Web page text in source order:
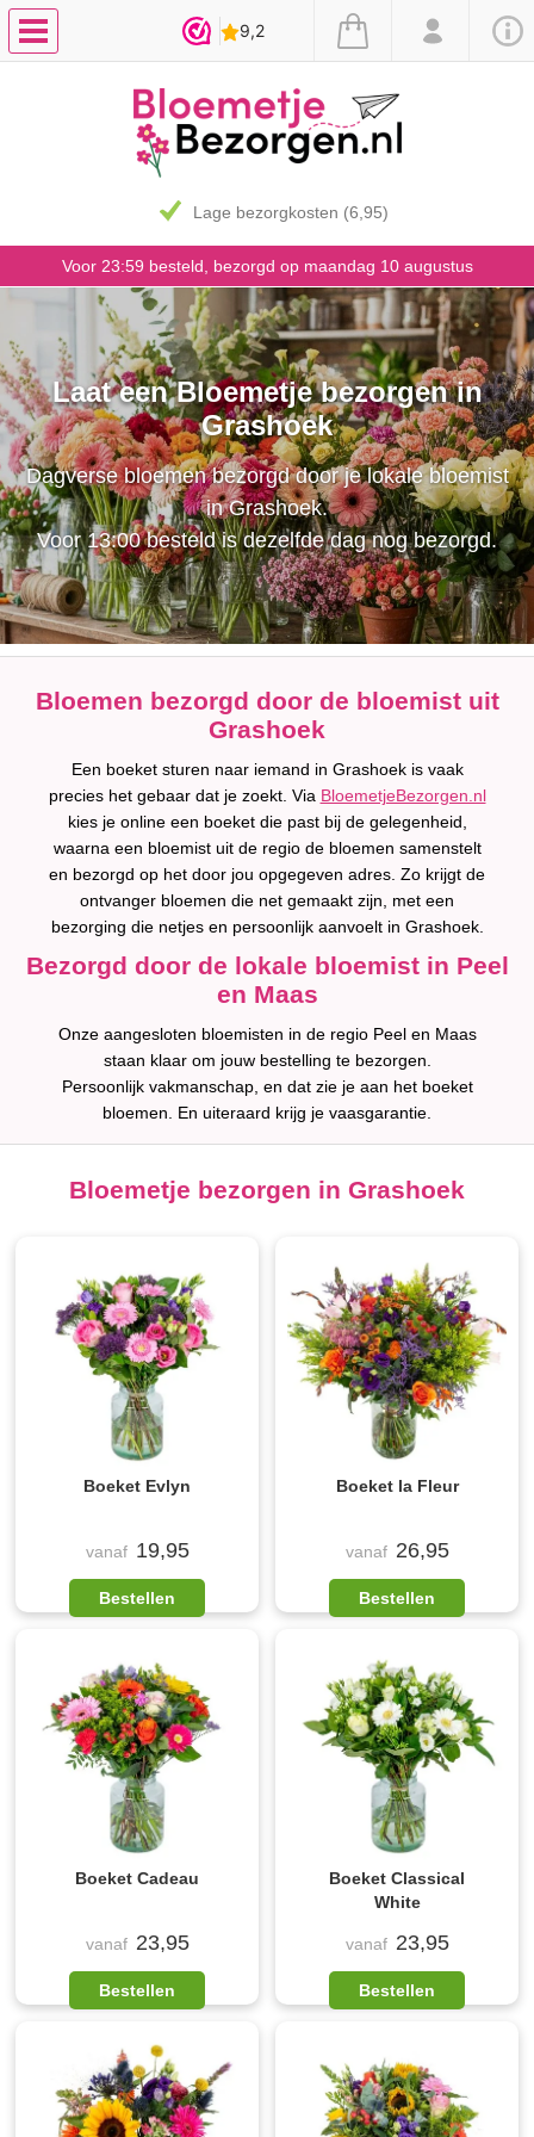
Lage bezorgkosten (6,95)
Voor 23:59 besteld, bezorgd op maandag 10 augustus
Laat een Bloemetje bezorgen in
Grashoek
Dagverse bloemen bezorgd door je lokale bloemist
in Grashoek.
Voor 13:00 besteld is dezelfde dag nog bezorgd.
Bloemen bezorgd door de bloemist uit
Grashoek
Een boeket sturen naar iemand in Grashoek is vaak
precies het gebaar dat je zoekt. Via BloemetjeBezorgen.nl
kies je online een boeket die past bij de gelegenheid,
waarna een bloemist uit de regio de bloemen samenstelt
en bezorgd op het door jou opgegeven adres. Zo krijgt de
ontvanger bloemen die net gemaakt zijn, met een
bezorging die netjes en persoonlijk aanvoelt in Grashoek.
Bezorgd door de lokale bloemist in Peel
en Maas
Onze aangesloten bloemisten in de regio Peel en Maas
staan klaar om jouw bestelling te bezorgen.
Persoonlijk vakmanschap, en dat zie je aan het boeket
bloemen. En uiteraard krijg je vaasgarantie.
Bloemetje bezorgen in Grashoek
Boeket Evlyn
vanaf 19,95
Bestellen
Boeket la Fleur
vanaf 26,95
Bestellen
Boeket Cadeau
vanaf 23,95
Bestellen
Boeket Classical
White
vanaf 23,95
Bestellen